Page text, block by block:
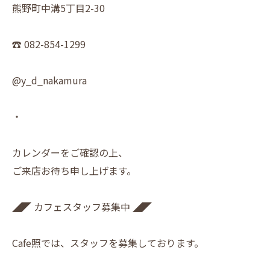
熊野町中溝5丁目2-30
☎︎ 082-854-1299
@y_d_nakamura
・
カレンダーをご確認の上、
ご来店お待ち申し上げます。
◢◤ カフェスタッフ募集中 ◢◤
Cafe照では、スタッフを募集しております。